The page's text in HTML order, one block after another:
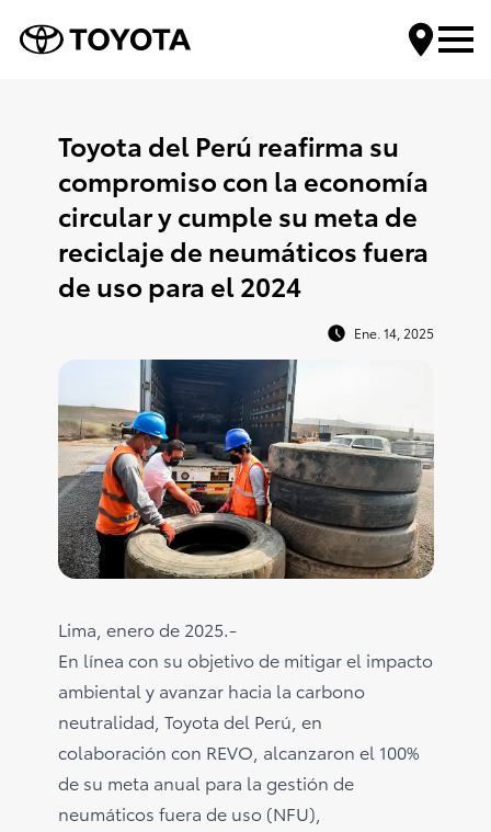
Encuentra tu Toyota
Compra tu Toyota
Servicios Toyota
Consultas Reclamos 0-800-00669
Toyota del Perú reafirma su
compromiso con la economía
circular y cumple su meta de
reciclaje de neumáticos fuera
de uso para el 2024
Ene. 14, 2025
Lima, enero de 2025.-
En línea con su objetivo de mitigar el impacto
ambiental y avanzar hacia la carbono
neutralidad, Toyota del Perú, en
colaboración con REVO, alcanzaron el 100%
de su meta anual para la gestión de
neumáticos fuera de uso (NFU),